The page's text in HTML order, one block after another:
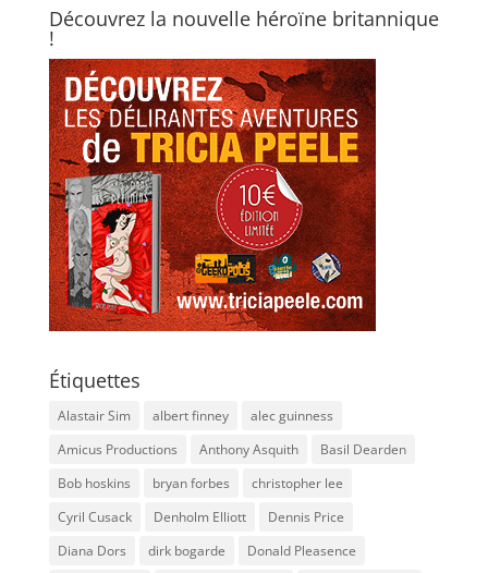
Découvrez la nouvelle héroïne britannique
!
Étiquettes
Alastair Sim albert finney
alec guinness
Amicus Productions
Anthony Asquith
Basil Dearden
Bob hoskins
bryan forbes
christopher lee
Cyril Cusack
Denholm Elliott
Dennis Price
Diana Dors
dirk bogarde
Donald Pleasence